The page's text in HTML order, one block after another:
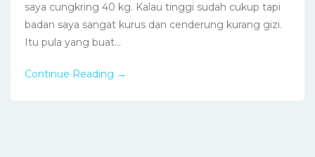
saya cungkring 40 kg. Kalau tinggi sudah cukup tapi
badan saya sangat kurus dan cenderung kurang gizi.
Itu pula yang buat...
Continue Reading →